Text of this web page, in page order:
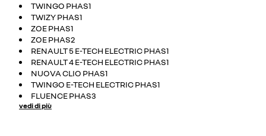
TWINGO PHAS1
TWIZY PHAS1
ZOE PHAS1
ZOE PHAS2
RENAULT 5 E-TECH ELECTRIC PHAS1
RENAULT 4 E-TECH ELECTRIC PHAS1
NUOVA CLIO PHAS1
TWINGO E-TECH ELECTRIC PHAS1
FLUENCE PHAS3
vedi di più